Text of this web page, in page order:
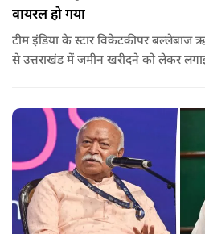
वायरल हो गया
टीम इंडिया के स्टार विकेटकीपर बल्लेबाज
से उत्तराखंड में जमीन खरीदने को लेकर